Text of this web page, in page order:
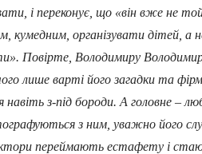
і переконує, що «він вже не той
кумедним, організувати дітей, а
Повірте, Володимиру
лише варті його загадки та
з-під бороди. А головне –
з ним, уважно його
переймають естафету і